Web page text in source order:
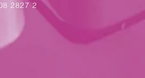
2827 2